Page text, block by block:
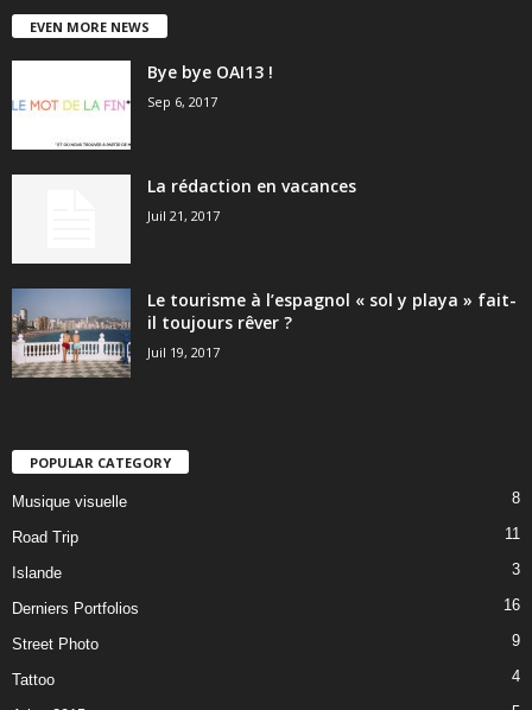
EVEN MORE NEWS
Bye bye OAI13 !
Sep 6, 2017
La rédaction en vacances
Juil 21, 2017
Le tourisme à l’espagnol « sol y playa » fait-
il toujours rêver ?
Juil 19, 2017
POPULAR CATEGORY
Musique visuelle 8
Road Trip 11
Islande 3
Derniers Portfolios 16
Street Photo 9
Tattoo 4